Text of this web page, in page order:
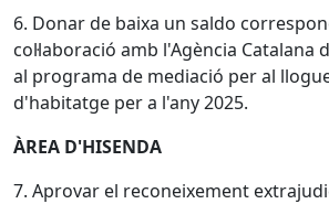
6. Donar de baixa un saldo
col·laboració amb l'Agència
al programa de mediació per al
d'habitatge per a l'any 2025.
ÀREA D'HISENDA
7. Aprovar el reconeixement